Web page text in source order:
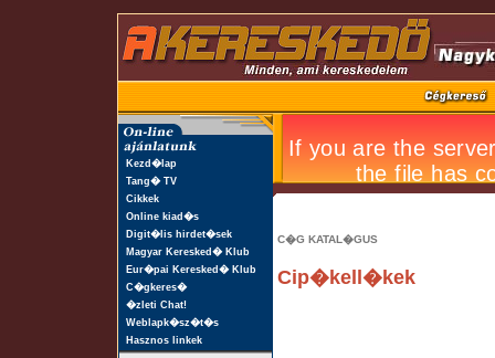
Kezd�lap
Tang� TV
Cikkek
Online kiad�s
Digit�lis hirdet�sek
Magyar Keresked� Klub
Eur�pai Keresked� Klub
C�gkeres�
�zleti Chat!
Weblapk�sz�t�s
Hasznos linkek
C�G KATAL�GUS
Cip�kell�kek